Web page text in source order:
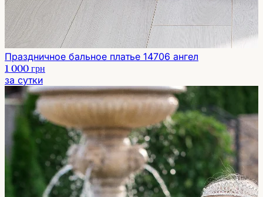
Праздничное бальное платье 14706 ангел
1 000 грн
за сутки